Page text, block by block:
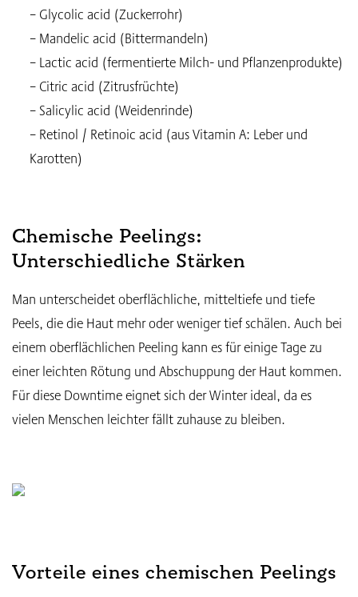
– Glycolic acid (Zuckerrohr)
– Mandelic acid (Bittermandeln)
– Lactic acid (fermentierte Milch- und Pflanzenprodukte)
– Citric acid (Zitrusfrüchte)
– Salicylic acid (Weidenrinde)
– Retinol / Retinoic acid (aus Vitamin A: Leber und
Karotten)
Chemische Peelings:
Unterschiedliche Stärken
Man unterscheidet oberflächliche, mitteltiefe und tiefe
Peels, die die Haut mehr oder weniger tief schälen. Auch bei
einem oberflächlichen Peeling kann es für einige Tage zu
einer leichten Rötung und Abschuppung der Haut kommen.
Für diese Downtime eignet sich der Winter ideal, da es
vielen Menschen leichter fällt zuhause zu bleiben.
Vorteile eines chemischen Peelings